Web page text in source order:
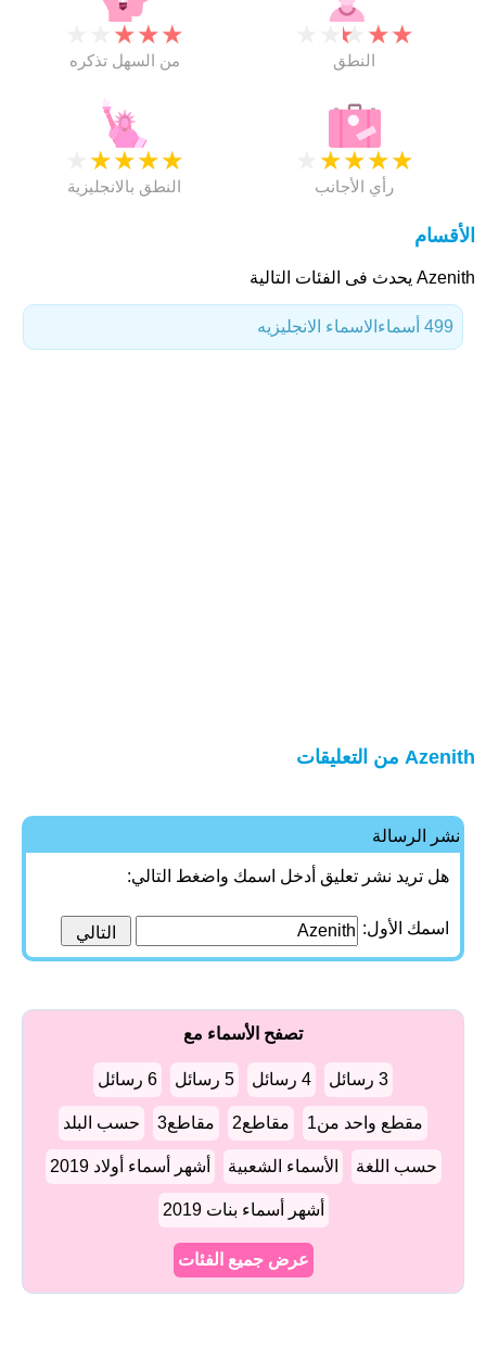
★
★
★
من السهل تذكره
★
★
★
النطق
★
★
★
★
النطق بالانجليزية
★
★
★
★
رأي الأجانب
الأقسام
Azenith يحدث فى الفئات التالية
الاسماء الانجليزيه 499 أسماء
Azenith من التعليقات
نشر الرسالة
هل تريد نشر تعليق أدخل اسمك واضغط التالي:
اسمك الأول:
تصفح الأسماء مع
3 رسائل 4 رسائل 5 رسائل 6 رسائل
مقطع واحد من1 مقاطع2 مقاطع3 حسب البلد
حسب اللغة الأسماء الشعبية أشهر أسماء أولاد 2019
أشهر أسماء بنات 2019
عرض جميع الفئات